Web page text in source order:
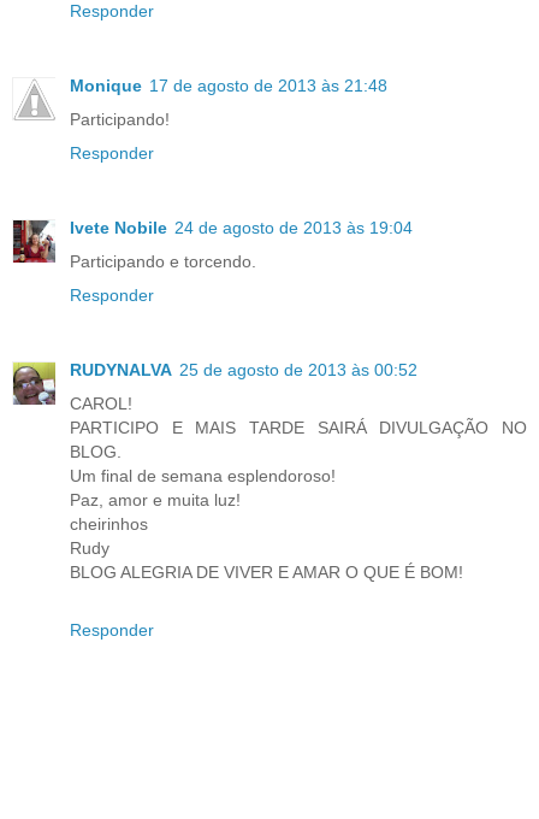
Responder
Monique 17 de agosto de 2013 às 21:48
Participando!
Responder
Ivete Nobile 24 de agosto de 2013 às 19:04
Participando e torcendo.
Responder
RUDYNALVA 25 de agosto de 2013 às 00:52
CAROL!
PARTICIPO E MAIS TARDE SAIRÁ DIVULGAÇÃO NO
BLOG.
Um final de semana esplendoroso!
Paz, amor e muita luz!
cheirinhos
Rudy
BLOG ALEGRIA DE VIVER E AMAR O QUE É BOM!
Responder